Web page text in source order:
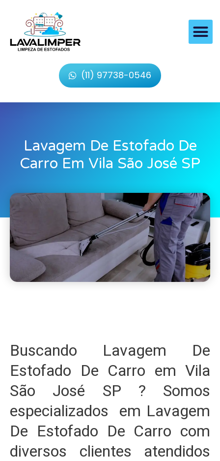
(11) 97738-0546
Lavagem De Estofado De
Carro Em Vila São José SP
Buscando Lavagem De
Estofado De Carro em Vila
São José SP ? Somos
especializados em Lavagem
De Estofado De Carro com
diversos clientes atendidos